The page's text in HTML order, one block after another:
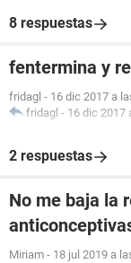
8 respuestas
fentermina y
fridagl - 16 dic 2017 a
fridagl - 16 dic 2017
2 respuestas
No me baja la
Miriam - 18 jul 2019 a